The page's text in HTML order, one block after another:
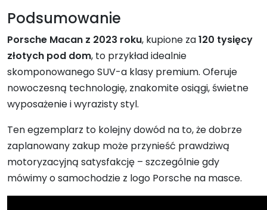
Podsumowanie
Porsche Macan z 2023 roku, kupione za120 tysięcy
złotych pod dom, to przykład idealnie
skomponowanego SUV-a klasy premium. Oferuje
nowoczesną technologię, znakomite osiągi, świetne
wyposażenie i wyrazisty styl.
Ten egzemplarz to kolejny dowód na to, że dobrze
zaplanowany zakup może przynieść prawdziwą
motoryzacyjną satysfakcję – szczególnie gdy
mówimy o samochodzie z logo Porsche na masce.